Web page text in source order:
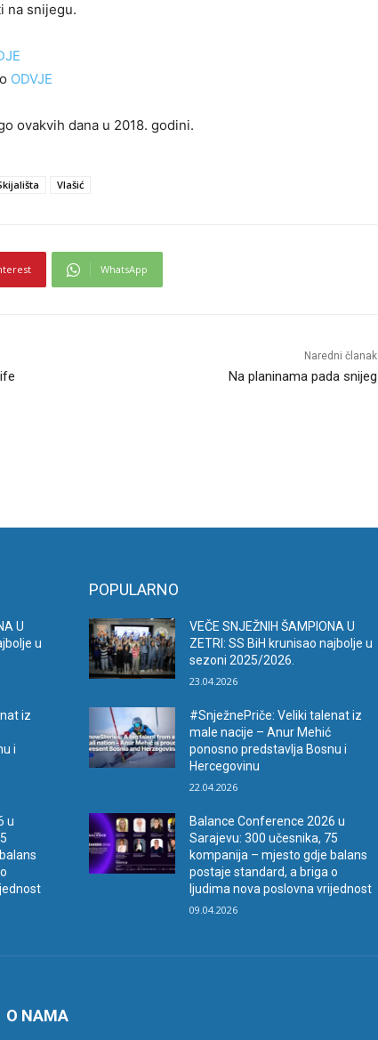
na snijegu.
ODVJE
ovakvih dana u 2018. godini.
Vlašić
WhatsApp
Naredni članak
Na planinama pada snijeg
U
u
iz
i
u
POPULARNO
VEČE SNJEŽNIH ŠAMPIONA U
ZETRI: SS BiH krunisao najbolje u
sezoni 2025/2026.
23.04.2026
#SnježnePriče: Veliki talenat iz
male nacije – Anur Mehić
ponosno predstavlja Bosnu i
Hercegovinu
22.04.2026
Balance Conference 2026 u
Sarajevu: 300 učesnika, 75
kompanija – mjesto gdje balans
postaje standard, a briga o
ljudima nova poslovna vrijednost
09.04.2026
O NAMA